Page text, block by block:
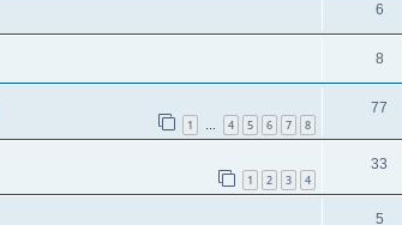
6
8
1 … 4 5 6 7 8
77
1 2 3 4
33
5